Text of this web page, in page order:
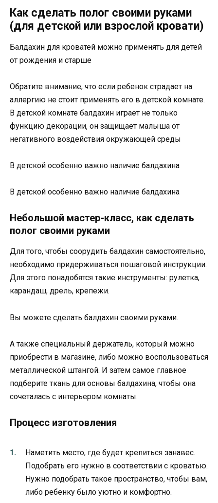
Как сделать полог своими руками
(для детской или взрослой кровати)
Балдахин для кроватей можно применять для детей
от рождения и старше
Обратите внимание, что если ребенок страдает на
аллергию не стоит применять его в детской комнате.
В детской комнате балдахин играет не только
функцию декорации, он защищает малыша от
негативного воздействия окружающей среды
В детской особенно важно наличие балдахина
В детской особенно важно наличие балдахина
Небольшой мастер-класс, как сделать
полог своими руками
Для того, чтобы соорудить балдахин самостоятельно,
необходимо придерживаться пошаговой инструкции.
Для этого понадобятся такие инструменты: рулетка,
карандаш, дрель, крепежи.
Вы можете сделать балдахин своими руками.
А также специальный держатель, который можно
приобрести в магазине, либо можно воспользоваться
металлической штангой. И затем самое главное
подберите ткань для основы балдахина, чтобы она
сочеталась с интерьером комнаты.
Процесс изготовления
Наметить место, где будет крепиться занавес.
Подобрать его нужно в соответствии с кроватью.
Нужно подобрать такое пространство, чтобы вам,
либо ребенку было уютно и комфортно.